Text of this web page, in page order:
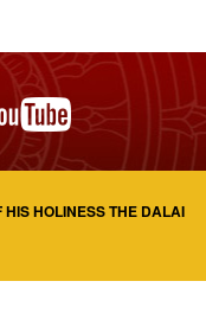
HOLINESS THE DALAI